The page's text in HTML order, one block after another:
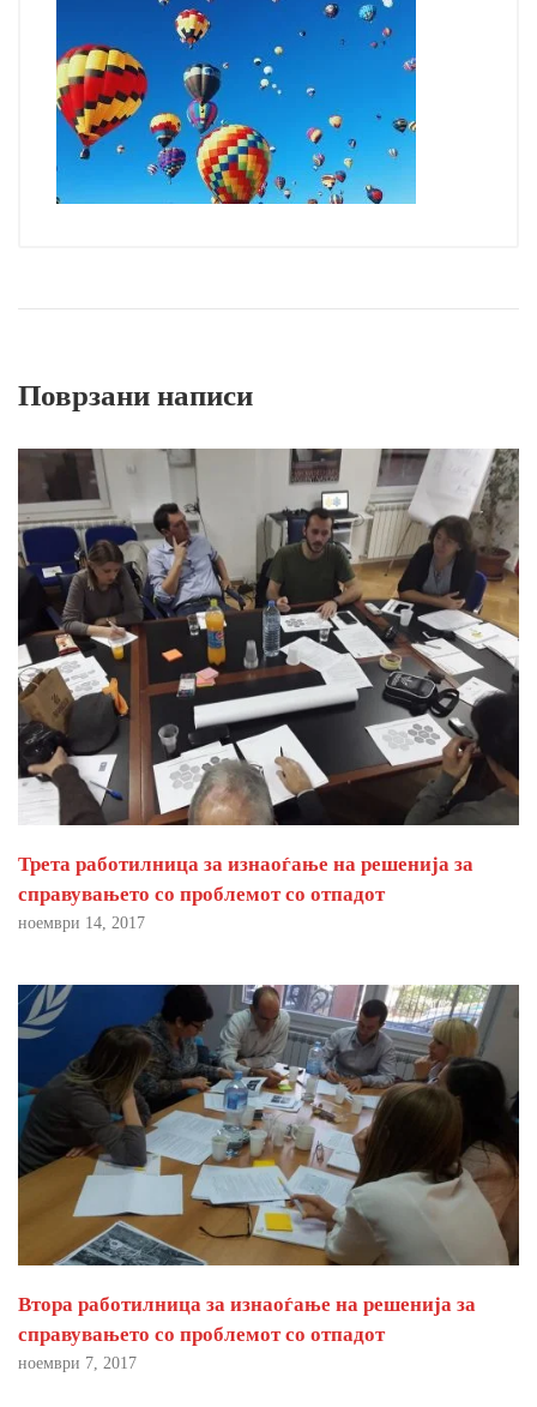
Поврзани написи
Трета работилница за изнаоѓање на решенија за
справувањето со проблемот со отпадот
ноември 14, 2017
Втора работилница за изнаоѓање на решенија за
справувањето со проблемот со отпадот
ноември 7, 2017